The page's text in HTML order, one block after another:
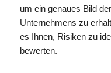
um ein genaues Bild
Unternehmens zu
es Ihnen, Risiken zu
bewerten.